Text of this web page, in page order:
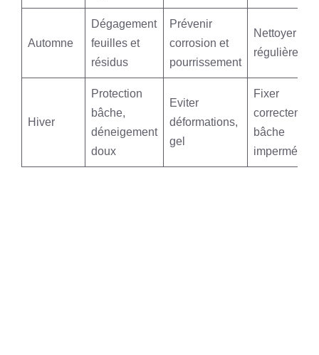
Automne
Dégagement
feuilles et
résidus
Prévenir
corrosion et
pourrissement
Nettoyer
Hiver
Protection
bâche,
déneigement
doux
Eviter
déformations,
gel
Fixer
correctement
bâche
imperméable